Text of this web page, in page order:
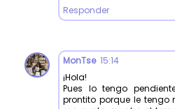
Responder
MonTse 15:14
¡Hola!
Pues lo tengo
prontito porque le